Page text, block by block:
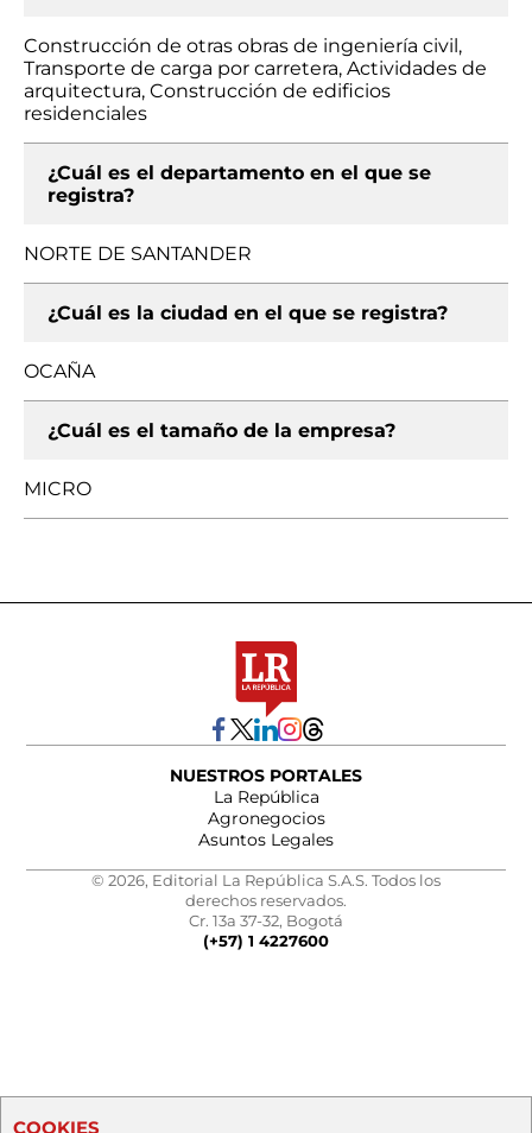
Construcción de otras obras de ingeniería civil,
Transporte de carga por carretera, Actividades de
arquitectura, Construcción de edificios
residenciales
¿Cuál es el departamento en el que se
registra?
NORTE DE SANTANDER
¿Cuál es la ciudad en el que se registra?
OCAÑA
¿Cuál es el tamaño de la empresa?
MICRO
NUESTROS PORTALES
La República
Agronegocios
Asuntos Legales
© 2026, Editorial La República S.A.S. Todos los
derechos reservados.
Cr. 13a 37-32, Bogotá
(+57) 1 4227600
COOKIES